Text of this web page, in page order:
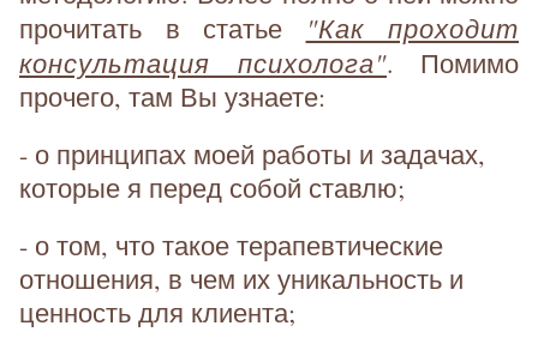
прочитать в статье
"Как проходит
консультация психолога". Помимо
прочего, там Вы узнаете:
- о принципах моей работы и задачах,
которые я перед собой ставлю;
- о том, что такое терапевтические
отношения, в чем их уникальность и
ценность для клиента;